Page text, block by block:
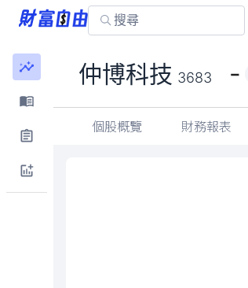
仲博科技 3683 -
個股概覽 財務報表